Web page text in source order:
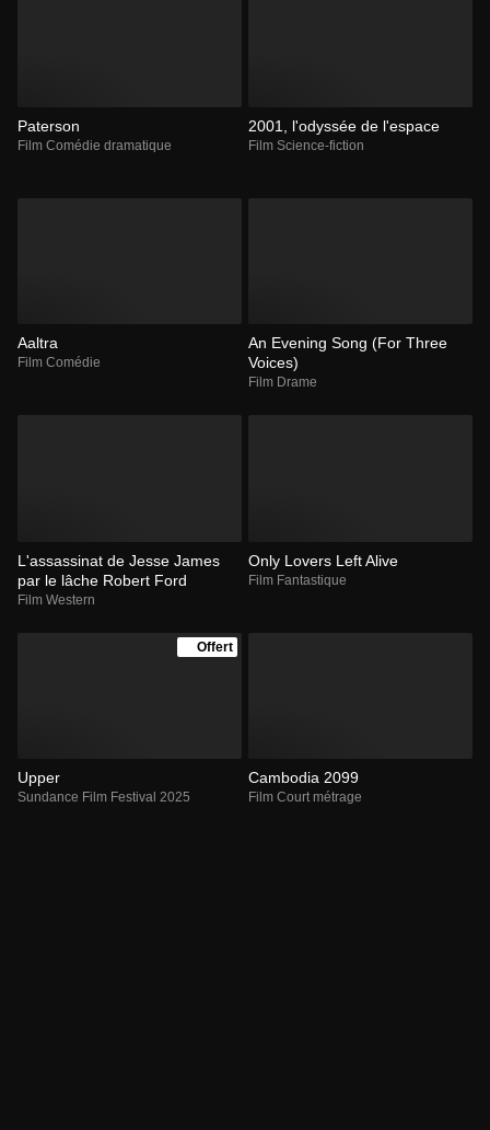
Paterson
Film Comédie dramatique
2001, l'odyssée de l'espace
Film Science-fiction
Aaltra
Film Comédie
An Evening Song (For Three
Voices)
Film Drame
L'assassinat de Jesse James
par le lâche Robert Ford
Film Western
Only Lovers Left Alive
Film Fantastique
Offert
Upper
Sundance Film Festival 2025
Cambodia 2099
Film Court métrage